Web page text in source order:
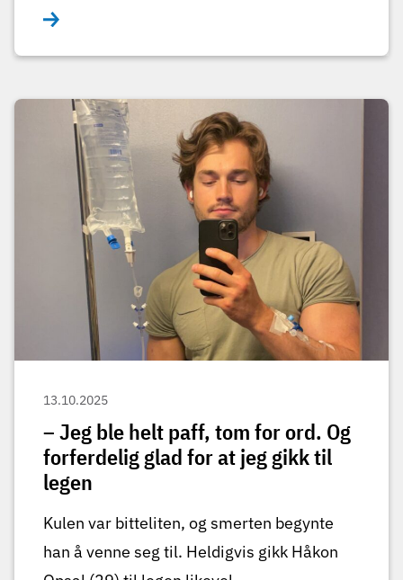
13.10.2025
– Jeg ble helt paff, tom for ord. Og
forferdelig glad for at jeg gikk til
legen
Kulen var bitteliten, og smerten begynte
han å venne seg til. Heldigvis gikk Håkon